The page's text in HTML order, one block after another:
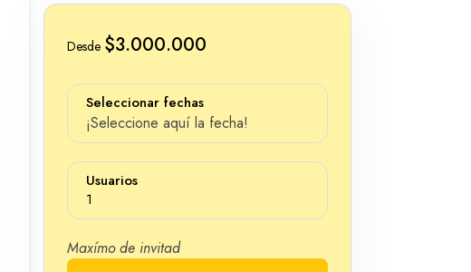
Desde $3.000.000
Seleccionar fechas
¡Seleccione aquí la fecha!
Usuarios
1
Maxímo de invitad